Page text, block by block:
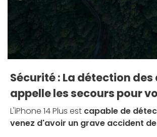
Sécurité : La détection
appelle les secours pour
L'iPhone 14 Plus est capable de
venez d'avoir un grave accident